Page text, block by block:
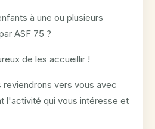
à une ou plusieurs
ASF 75 ?
de les accueillir !
vers vous avec
l'activité qui vous intéresse et